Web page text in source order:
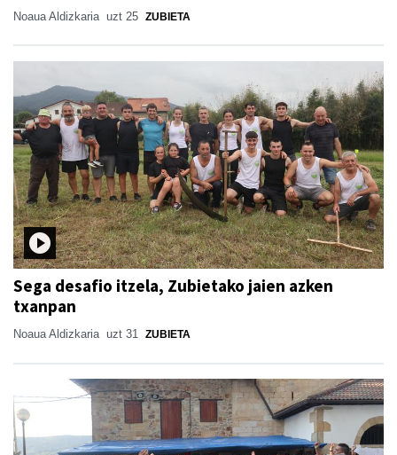
Noaua Aldizkaria uzt 25 ZUBIETA
Sega desafio itzela, Zubietako jaien azken
txanpan
Noaua Aldizkaria uzt 31 ZUBIETA